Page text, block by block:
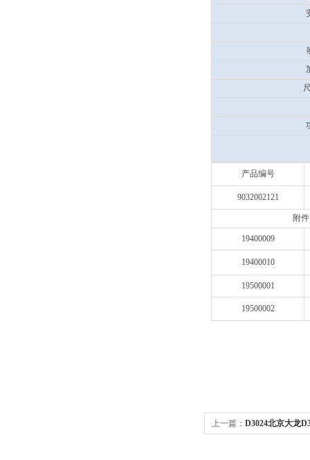
产品编号
9032002121
附件
19400009
19400010
19500001
19500002
上一篇： D3024北京大龙